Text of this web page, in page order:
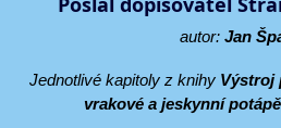
autor:Jan
Jednotlivé kapitoly z knihy Výstroj
vrakové a jeskynní